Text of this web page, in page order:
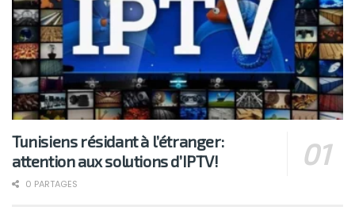
Tunisiens résidant à l’étranger:
attention aux solutions d’IPTV!
0 PARTAGES